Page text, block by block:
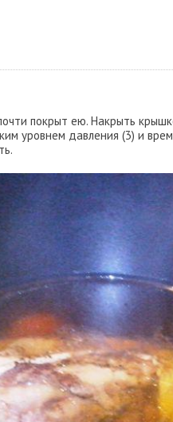
покрыт ею. Накрыть
уровнем давления (3) и